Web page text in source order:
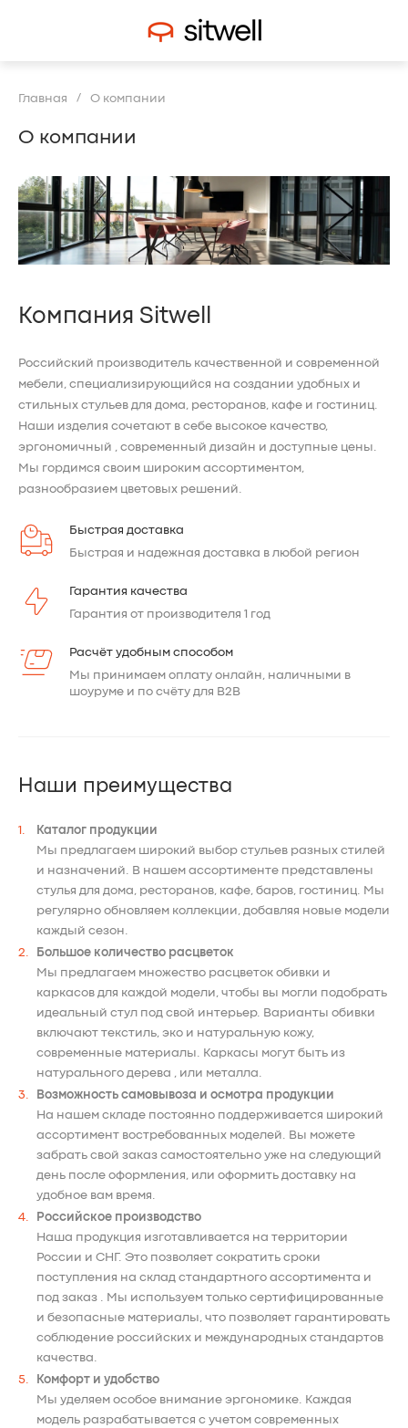
Главная / О компании
О компании
Компания Sitwell
Российский производитель качественной и современной
мебели, специализирующийся на создании удобных и
стильных стульев для дома, ресторанов, кафе и гостиниц.
Наши изделия сочетают в себе высокое качество,
эргономичный , современный дизайн и доступные цены.
Мы гордимся своим широким ассортиментом,
разнообразием цветовых решений.
Быстрая доставка
Быстрая и надежная доставка в любой регион
Гарантия качества
Гарантия от производителя 1 год
Расчёт удобным способом
Мы принимаем оплату онлайн, наличными в
шоуруме и по счёту для B2B
Наши преимущества
Каталог продукции
Мы предлагаем широкий выбор стульев разных стилей
и назначений. В нашем ассортименте представлены
стулья для дома, ресторанов, кафе, баров, гостиниц. Мы
регулярно обновляем коллекции, добавляя новые модели
каждый сезон.
Большое количество расцветок
Мы предлагаем множество расцветок обивки и
каркасов для каждой модели, чтобы вы могли подобрать
идеальный стул под свой интерьер. Варианты обивки
включают текстиль, эко и натуральную кожу,
современные материалы. Каркасы могут быть из
натурального дерева , или металла.
Возможность самовывоза и осмотра продукции
На нашем складе постоянно поддерживается широкий
ассортимент востребованных моделей. Вы можете
забрать свой заказ самостоятельно уже на следующий
день после оформления, или оформить доставку на
удобное вам время.
Российское производство
Наша продукция изготавливается на территории
России и СНГ. Это позволяет сократить сроки
поступления на склад стандартного ассортимента и
под заказ . Мы используем только сертифицированные
и безопасные материалы, что позволяет гарантировать
соблюдение российских и международных стандартов
качества.
Комфорт и удобство
Мы уделяем особое внимание эргономике. Каждая
модель разрабатывается с учетом современных